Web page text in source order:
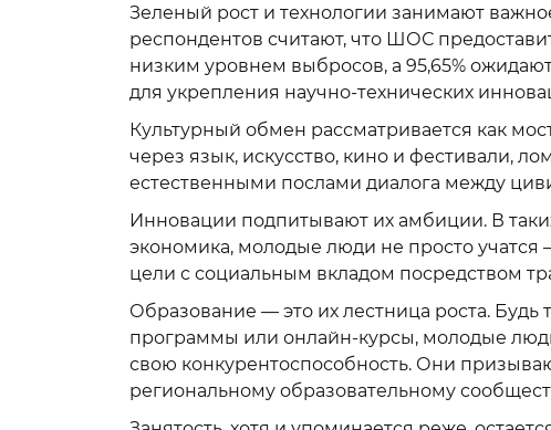
Зеленый рост и технологии занимают
респондентов считают, что ШОС
низким уровнем выбросов, а 95,65%
для укрепления научно-технических
Культурный обмен рассматривается как
через язык, искусство, кино и фестивали,
естественными послами диалога между
Инновации подпитывают их амбиции. В
экономика, молодые люди не просто
цели с социальным вкладом посредством
Образование — это их лестница роста.
программы или онлайн-курсы, молодые
свою конкурентоспособность. Они
региональному образовательному